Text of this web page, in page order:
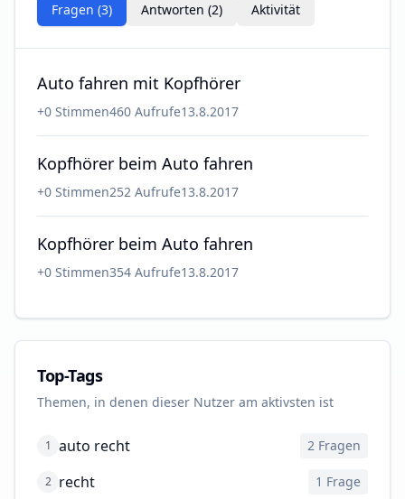
Fragen (3) Antworten (2) Aktivität
Auto fahren mit Kopfhörer
+0 Stimmen460 Aufrufe13.8.2017
Kopfhörer beim Auto fahren
+0 Stimmen252 Aufrufe13.8.2017
Kopfhörer beim Auto fahren
+0 Stimmen354 Aufrufe13.8.2017
Top-Tags
Themen, in denen dieser Nutzer am aktivsten ist
1 auto recht 2 Fragen
2 recht 1 Frage